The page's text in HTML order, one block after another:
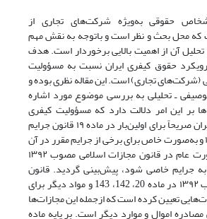
حقوقی به‌ویژه شرکت‌های تجاری از
محل بحث و نظر است و باتوجه به نقش مهم
آن از اهمیت بالایی برخوردار است. هدف
حقوق کیفری ایران نسبت به مسؤولیت
تجاری) است. این مقاله نظری بوده و
ـ تحلیلی به بررسی موضوع مورد اشاره
بر این امر دلالت دارد که مسؤولیت کیفری
اشخاص حقوقی در ایران صریحاً برای اولین‌بار در ماده ۱۹ قانون جرایم
رایانه‌ای مصوب ۱۳۸۸ و به‌صورت خاص برای برخی از جرایم مقرر در آن
قانون و سپس به‌صورت عام در قانون مجازات اسلامی مصوب ۱۳۹۲
جرایم خاصی شود، پیش‌بینی گردید. قانون
مجازات اسلامی مصوب ۱۳۹۲ در ماده 20، 142، 143 و مواد دیگر برای
تعیین کرده است که ازجمله این مجازات‌ها
اموال و موارد دیگر است. بر پایه ماده